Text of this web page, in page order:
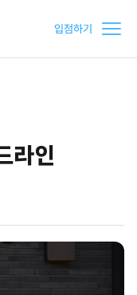
입점하기
라인